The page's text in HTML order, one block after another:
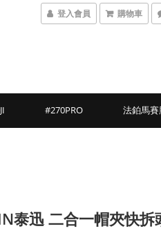
登入會員 購物車
#270PRO 法鉑馬
泰迅 二合一帽夾快